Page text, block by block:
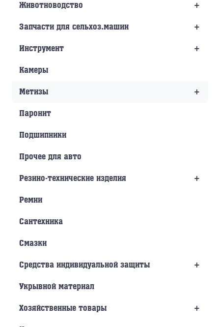
+
Животноводство
+
Запчасти для сельхоз.машин
+
Инструмент
Камеры
+
Метизы
Паронит
Подшипники
Прочее для авто
+
Резино-технические изделия
Ремни
Сантехника
Смазки
+
Средства индивидуальной защиты
Укрывной материал
+
Хозяйственные товары